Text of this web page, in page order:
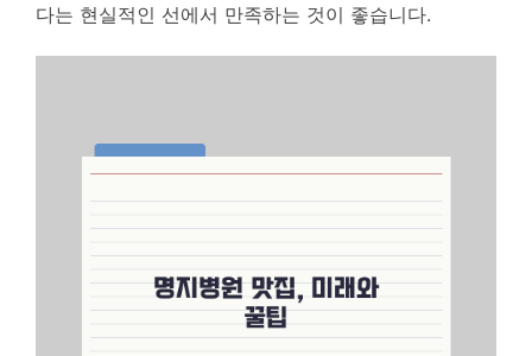
다는 현실적인 선에서 만족하는 것이 좋습니다.